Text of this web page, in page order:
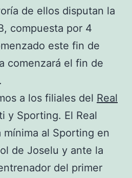
de ellos disputan la
compuesta por 4
este fin de
comenzará el fin de
a los filiales del Real
y Sporting. El Real
al Sporting en
de Joselu y ante la
del primer